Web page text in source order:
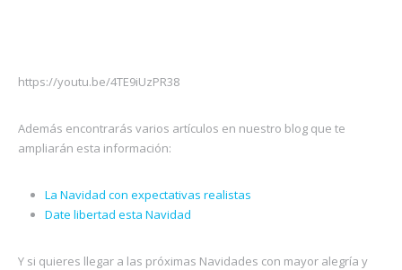
https://youtu.be/4TE9iUzPR38
Además encontrarás varios artículos en nuestro blog que te
ampliarán esta información:
La Navidad con expectativas realistas
Date libertad esta Navidad
Y si quieres llegar a las próximas Navidades con mayor alegría y